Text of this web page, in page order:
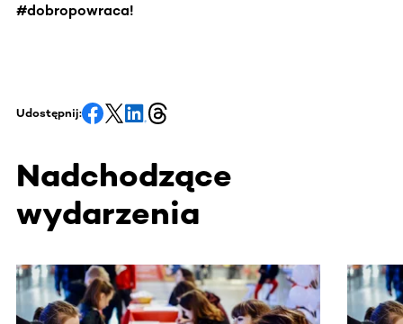
#dobropowraca!
Udostępnij:
Nadchodzące
wydarzenia
Ta sekcja zawiera treści przewijane w poziomie. Użyj